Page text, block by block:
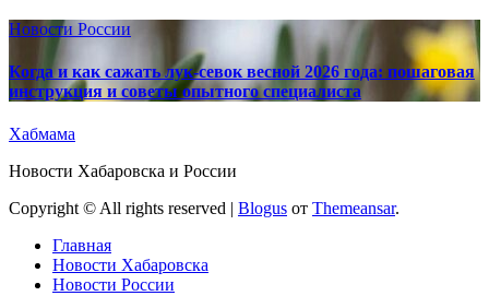
Новости России
Когда и как сажать лук-севок весной 2026 года: пошаговая
инструкция и советы опытного специалиста
Хабмама
Новости Хабаровска и России
Copyright © All rights reserved | Blogus от Themeansar.
Главная
Новости Хабаровска
Новости России